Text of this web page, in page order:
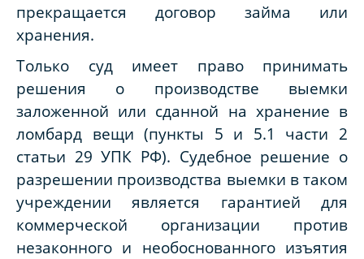
прекращается договор займа или
хранения.
Только суд имеет право принимать
решения о производстве выемки
заложенной или сданной на хранение в
ломбард вещи (пункты 5 и 5.1 части 2
статьи 29 УПК РФ). Судебное решение о
разрешении производства выемки в таком
учреждении является гарантией для
коммерческой организации против
незаконного и необоснованного изъятия